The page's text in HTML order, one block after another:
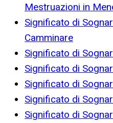
Mestruazioni in
Significato di
Camminare
Significato di
Significato di
Significato di
Significato di
Significato di